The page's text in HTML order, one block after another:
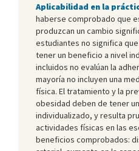
Aplicabilidad en la
haberse comprobado que
produzcan un cambio
estudiantes no significa
tener un beneficio a nivel
incluidos no evalúan la
mayoría no incluyen una
física. El tratamiento y la
obesidad deben de tener
individualizado, y resulta
actividades físicas en las
beneficios comprobados: